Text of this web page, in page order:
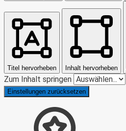
Titel hervorheben Inhalt hervorheben
Zum Inhalt springen
Einstellungen zurücksetzen